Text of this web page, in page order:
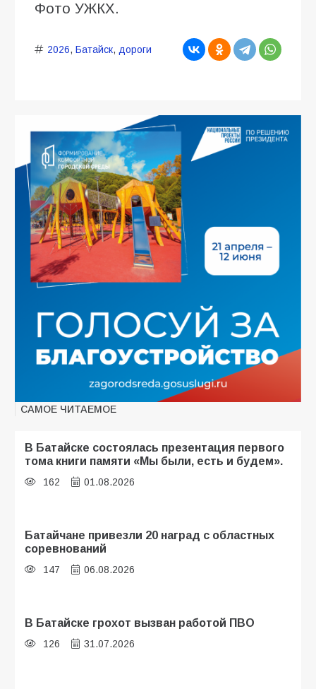
Фото УЖКХ.
2026, Батайск, дороги
САМОЕ ЧИТАЕМОЕ
В Батайске состоялась презентация первого
тома книги памяти «Мы были, есть и будем».
162 01.08.2026
Батайчане привезли 20 наград с областных
соревнований
147 06.08.2026
В Батайске грохот вызван работой ПВО
126 31.07.2026